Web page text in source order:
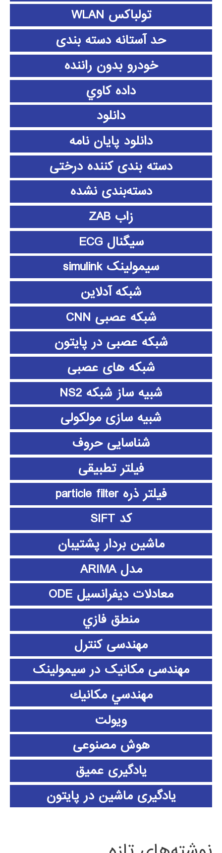
تولباکس WLAN
حد آستانه دسته بندی
خودرو بدون راننده
داده كاوي
دانلود
دانلود پايان نامه
دسته بندی کننده درختی
دسته‌بندی نشده
زاب ZAB
سیگنال ECG
سیمولینک simulink
شبکه آدلاین
شبکه عصبی CNN
شبکه عصبی در پایتون
شبکه های عصبی
شبیه ساز شبکه NS2
شبیه سازی مولکولی
شناسایی حروف
فیلتر تطبیقی
فیلتر ذره particle filter
کد SIFT
ماشین بردار پشتیبان
مدل ARIMA
معادلات دیفرانسیل ODE
منطق فازي
مهندسی کنترل
مهندسی مکانیک در سیمولینک
مهندسي مكانيك
ویولت
هوش مصنوعی
یادگیری عمیق
یادگیری ماشین در پایتون